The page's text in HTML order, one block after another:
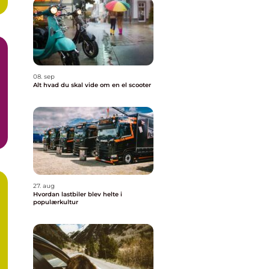
08. sep
Alt hvad du skal vide om en el scooter
27. aug
Hvordan lastbiler blev helte i
populærkultur